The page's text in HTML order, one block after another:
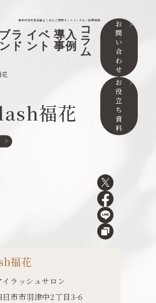
事業内容取扱店舗よくあるご質問オンラインサロン採用情報
ブラ
ンド
イベ
ント
導入
事例
コ
ラ
ム
お
問
い
合
わ
せ
お
役
立
ち
資
料
福花
福花
イラッシュサロン
日市市羽津中2丁目3-6